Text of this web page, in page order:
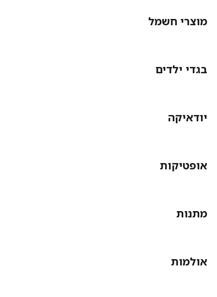
מוצרי חשמל
בגדי ילדים
יודאיקה
אופטיקות
מתנות
אולמות